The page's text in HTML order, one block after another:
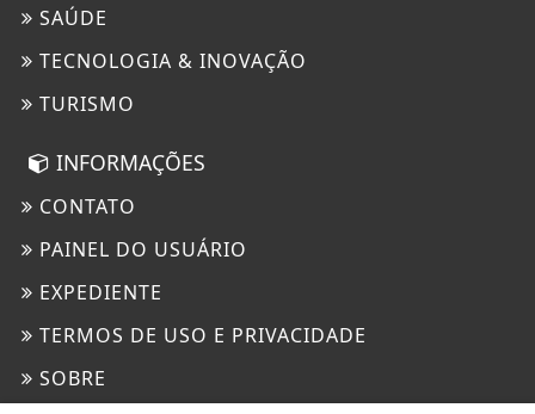
SAÚDE
TECNOLOGIA & INOVAÇÃO
TURISMO
INFORMAÇÕES
CONTATO
PAINEL DO USUÁRIO
EXPEDIENTE
TERMOS DE USO E PRIVACIDADE
SOBRE